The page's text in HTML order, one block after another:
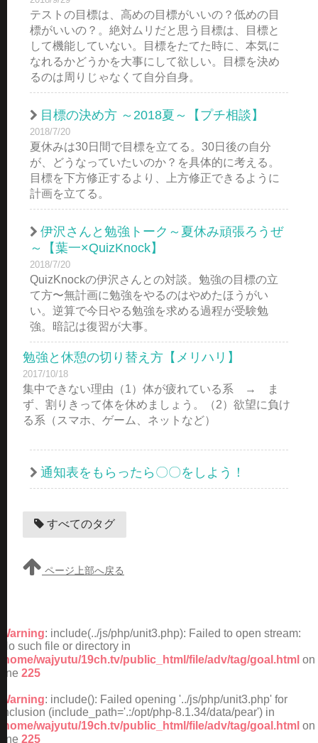
テストの目標は、高めの目標がいいの？低めの目
標がいいの？。絶対ムリだと思う目標は、目標と
して機能していない。目標をたてた時に、本気に
なれるかどうかを大事にして欲しい。目標を決め
るのは周りじゃなくて自分自身。
目標の決め方 ～2018夏～【プチ相談】
2018/7/20
夏休みは30日間で目標を立てる。30日後の自分
が、どうなっていたいのか？を具体的に考える。
目標を下方修正するより、上方修正できるように
計画を立てる。
伊沢さんと勉強トーク～夏休み頑張ろうぜ
～【葉一×QuizKnock】
2018/7/20
QuizKnockの伊沢さんとの対談。勉強の目標の立
て方〜無計画に勉強をやるのはやめたほうがい
い。逆算で今日やる勉強を求める過程が受験勉
強。暗記は復習が大事。
勉強と休憩の切り替え方【メリハリ】
2017/10/18
集中できない理由（1）体が疲れている系 → ま
ず、割りきって体を休めましょう。（2）欲望に負け
る系（スマホ、ゲーム、ネットなど）
通知表をもらったら〇〇をしよう！
すべてのタグ
ページ上部へ戻る
Warning: include(../js/php/unit3.php): Failed to open stream:
No such file or directory in
/home/wajyutu/19ch.tv/public_html/file/adv/tag/goal.html on
line 225
Warning: include(): Failed opening '../js/php/unit3.php' for
inclusion (include_path='.:/opt/php-8.1.34/data/pear') in
/home/wajyutu/19ch.tv/public_html/file/adv/tag/goal.html on
line 225